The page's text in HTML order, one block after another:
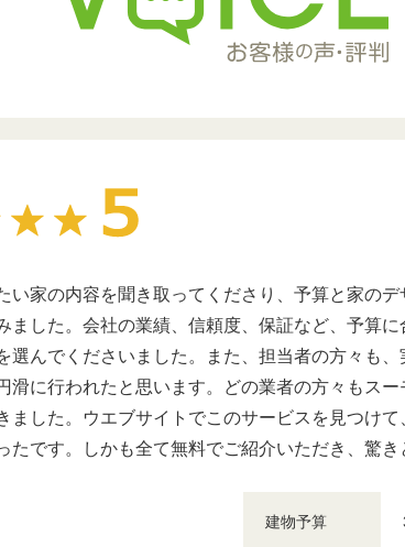
い家の内容を聞き取ってくださり、予算と家の
ました。会社の業績、信頼度、保証など、予算
選んでくださいました。また、担当者の方々も
滑に行われたと思います。どの業者の方々もス
ました。ウエブサイトでこのサービスを見つけ
たです。しかも全て無料でご紹介いただき、驚き
建物予算